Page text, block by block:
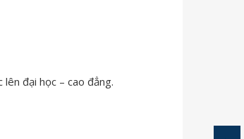
đại học – cao đẳng.